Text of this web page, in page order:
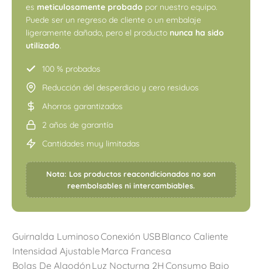
es meticulosamente probado por nuestro equipo.
Puede ser un regreso de cliente o un embalaje
ligeramente dañado, pero el producto nunca ha sido
utilizado.
100 % probados
Reducción del desperdicio y cero residuos
Ahorros garantizados
2 años de garantía
Cantidades muy limitadas
Nota: Los productos reacondicionados no son
reembolsables ni intercambiables.
Guirnalda LuminosoConexión USBBlanco Caliente
Intensidad Ajustable Marca Francesa
Bolas De Algodón Luz Nocturna 2H Consumo Bajo